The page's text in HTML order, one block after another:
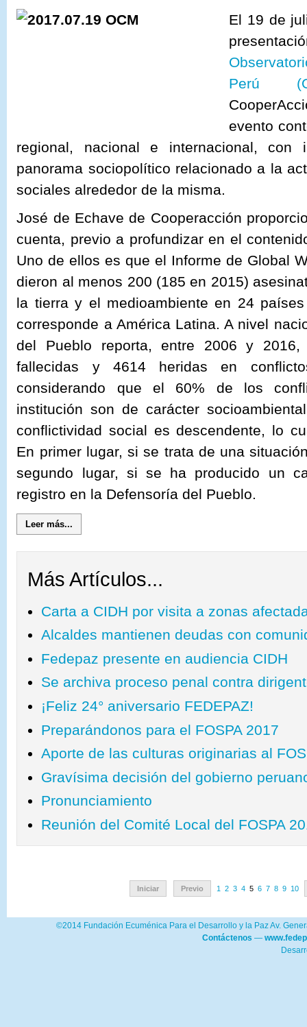
El 19 de
Perú
evento
regional, nacional e internacional,
panorama sociopolítico relacionado a la
sociales alrededor de la misma.
José de Echave de Cooperacción
cuenta, previo a profundizar en el
Uno de ellos es que el Informe de Global
dieron al menos 200 (185 en 2015)
la tierra y el medioambiente en 24
corresponde a América Latina. A nivel
del Pueblo reporta, entre 2006 y
fallecidas y 4614 heridas en
considerando que el 60% de los
institución son de carácter
conflictividad social es descendente, lo
En primer lugar, si se trata de una
segundo lugar, si se ha producido un
registro en la Defensoría del Pueblo.
Leer más...
Más Artículos...
Carta a CIDH por visita a zonas
Alcaldes mantienen deudas con
Fedepaz presente en audiencia CIDH
Se archiva proceso penal contra
¡Feliz 24° aniversario FEDEPAZ!
Preparándonos para el FOSPA 2017
Aporte de las culturas originarias al
Gravísima decisión del gobierno
Pronunciamiento
Reunión del Comité Local del FOSPA
Iniciar Previo 1 2 3 4 5 6 7 8 9 10
©2014 Fundación Ecuménica Para el Desarrollo y la Paz Av.
Contáctenos —